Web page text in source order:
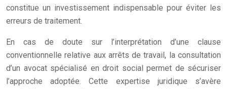
constitue un investissement indispensable pour éviter les
erreurs de traitement.
En cas de doute sur l’interprétation d’une clause
conventionnelle relative aux arrêts de travail, la consultation
d’un avocat spécialisé en droit social permet de sécuriser
l’approche adoptée. Cette expertise juridique s’avère